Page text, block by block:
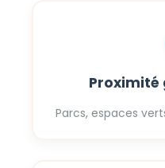
Proximité
Parcs, espaces